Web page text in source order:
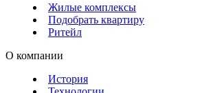
Жилые комплексы
Подобрать квартиру
Ритейл
О компании
История